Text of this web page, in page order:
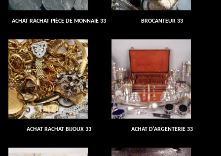
ACHAT RACHAT PIÈCE DE MONNAIE 33 BROCANTEUR 33
ACHAT RACHAT BIJOUX 33 ACHAT D'ARGENTERIE 33